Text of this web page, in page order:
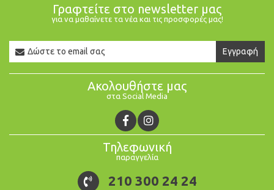
Γραφτείτε στο newsletter μας
για να μαθαίνετε τα νέα και τις προσφορές μας!
Newsletter
Email
Εγγραφή
Ακολουθήστε μας
στα Social Media
Τηλεφωνική
παραγγελία
210 300 24 24